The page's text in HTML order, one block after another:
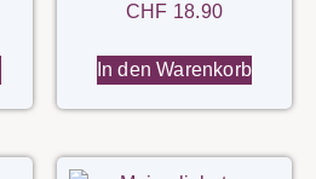
CHF 18.90
In den Warenkorb